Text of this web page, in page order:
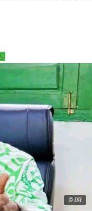
© DR